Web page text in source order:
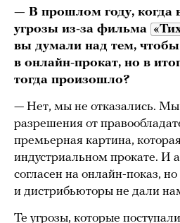
— В прошлом году, когда
угрозы из-за фильма
вы думали над тем,
в онлайн-прокат, но в
тогда произошло?
— Нет, мы не отказались. Мы
разрешения от
премьерная картина,
индустриальном прокате. И
согласен на онлайн-показ, но
и дистрибьюторы не дали
Те угрозы, которые